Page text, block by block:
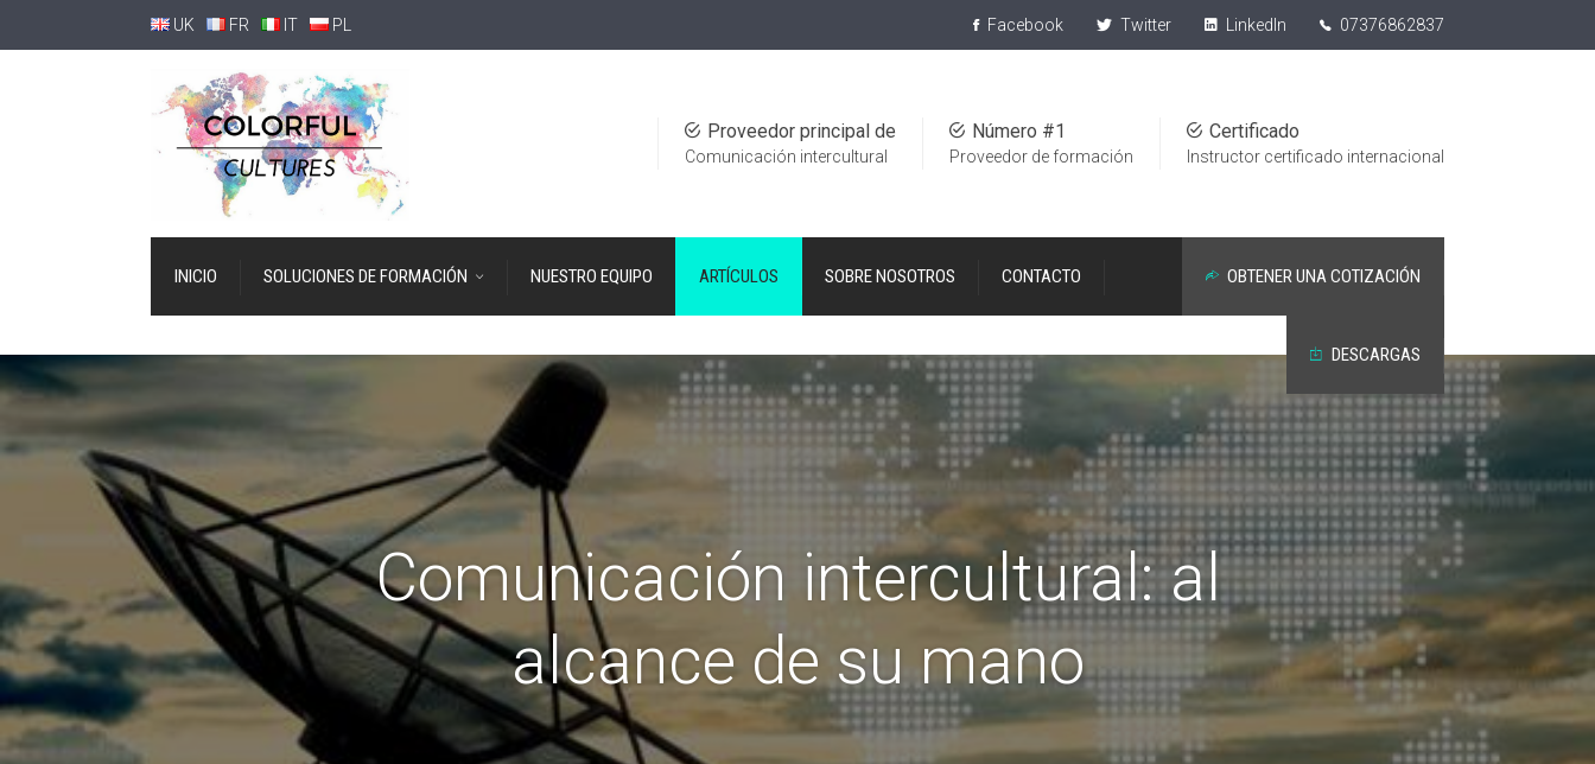
UK FR IT PL Facebook Twitter LinkedIn 07376862837
Certificado
Instructor certificado internacional
Número #1
Proveedor de formación
Proveedor principal de
Comunicación intercultural
INICIO SOLUCIONES DE FORMACIÓN NUESTRO EQUIPO ARTÍCULOS SOBRE NOSOTROS CONTACTO OBTENER UNA COTIZACIÓN
DESCARGAS
Comunicación intercultural: al
alcance de su mano